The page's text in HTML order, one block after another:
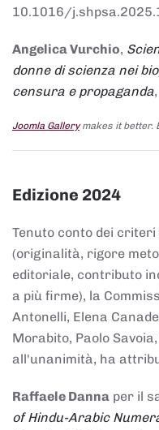
10.1016/
Angelica Vurchio,
donne di scienza nei
censura e propaganda
Joomla Gallerymakes it better.
Edizione 2024
Tenuto conto dei
(originalità, rigore
editoriale, contributo
a più firme), la
Antonelli, Elena
Morabito, Paolo
all'unanimità, ha
Raffaele Danna per il
of Hindu-Arabic